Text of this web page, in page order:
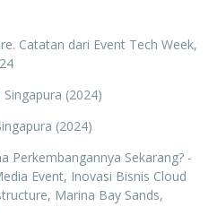
Catatan dari Event Tech Week,
(2024)
(2024)
Perkembangannya Sekarang? -
Event, Inovasi Bisnis Cloud
Marina Bay Sands,